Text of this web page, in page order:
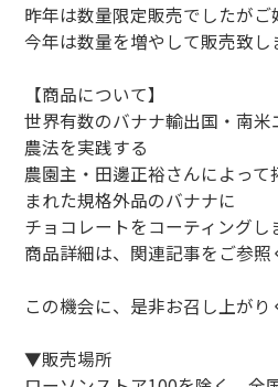
昨年は数量限定販売でしたがご
今年は数量を増やして販売致し
【商品について】
世界有数のバナナ輸出国・南
農法を実践する
農園主・田邊正裕さんによっ
まれた規格外品のバナナに
チョコレートをコーティングし
商品詳細は、関連記事をご参照
この機会に、是非お召し上がり
▼販売場所